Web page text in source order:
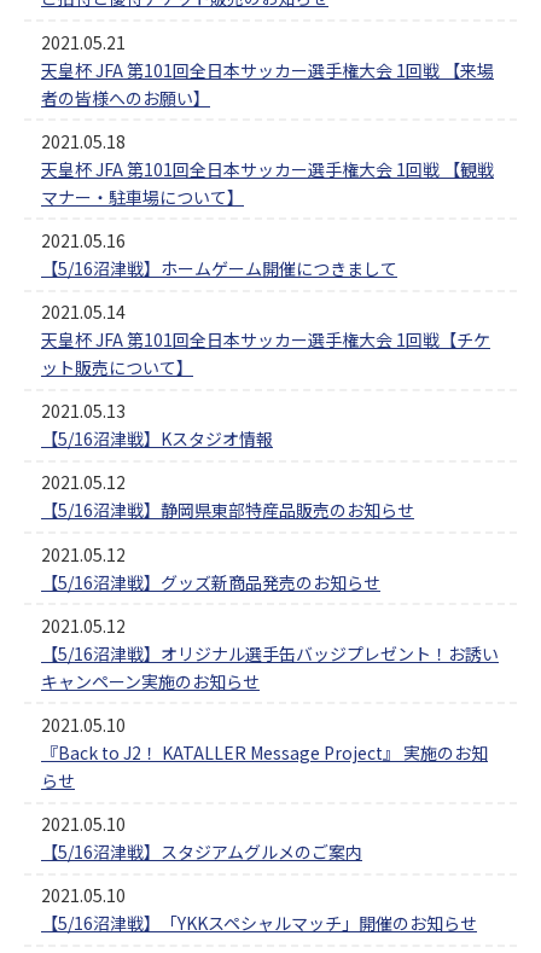
2021.05.21
天皇杯 JFA 第101回全日本サッカー選手権大会 1回戦 【来場
者の皆様へのお願い】
2021.05.18
天皇杯 JFA 第101回全日本サッカー選手権大会 1回戦 【観戦
マナー・駐車場について】
2021.05.16
【5/16沼津戦】ホームゲーム開催につきまして
2021.05.14
天皇杯 JFA 第101回全日本サッカー選手権大会 1回戦【チケ
ット販売について】
2021.05.13
【5/16沼津戦】Kスタジオ情報
2021.05.12
【5/16沼津戦】静岡県東部特産品販売のお知らせ
2021.05.12
【5/16沼津戦】グッズ新商品発売のお知らせ
2021.05.12
【5/16沼津戦】オリジナル選手缶バッジプレゼント！お誘い
キャンペーン実施のお知らせ
2021.05.10
『Back to J2！ KATALLER Message Project』 実施のお知
らせ
2021.05.10
【5/16沼津戦】スタジアムグルメのご案内
2021.05.10
【5/16沼津戦】「YKKスペシャルマッチ」開催のお知らせ